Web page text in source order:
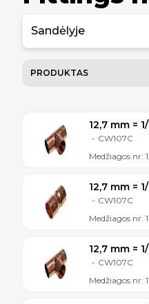
Sandėlyje
PRODUKTAS
12,7 mm =
- CW107C
Medžiagos nr:
12,7 mm =
- CW107C
Medžiagos nr:
12,7 mm =
- CW107C
Medžiagos nr: